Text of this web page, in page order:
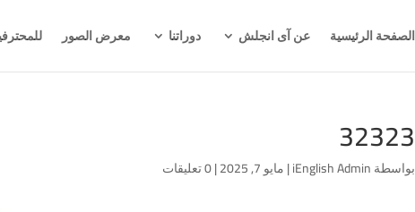
الصفحة الرئيسية عن آى انجلش دوراتنا معرض الصور
32323
بواسطةiEnglish Admin
|مايو 7, 2025 |0 تعليقات